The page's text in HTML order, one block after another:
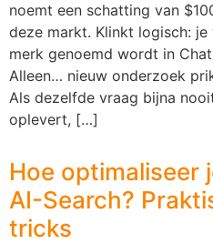
noemt een schatting van
deze markt. Klinkt logisch:
merk genoemd wordt in
Alleen… nieuw onderzoek
Als dezelfde vraag bijna
oplevert, […]
Hoe optimaliseer
AI-Search?
tricks